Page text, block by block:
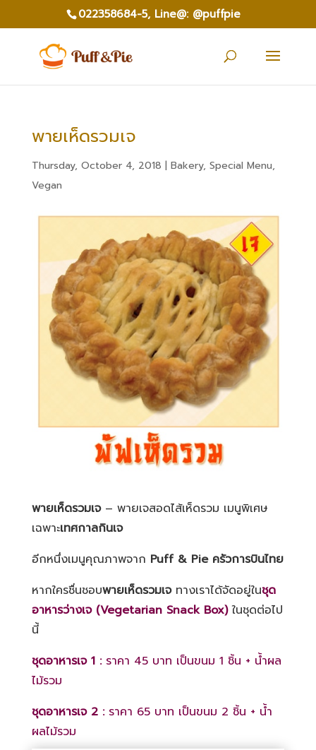
022358684-5, Line@: @puffpie
พายเห็ดรวมเจ
Thursday, October 4, 2018 | Bakery, Special Menu,
Vegan
พายเห็ดรวมเจ– พายเจสอดไส้เห็ดรวม เมนูพิเศษ
เฉพาะเทศกาลกินเจ
อีกหนึ่งเมนูคุณภาพจาก Puff & Pie ครัวการบินไทย
หากใครชื่นชอบพายเห็ดรวมเจทางเราได้จัดอยู่ในชุด
อาหารว่างเจ (Vegetarian Snack Box)ในชุดต่อไป
นี้
ชุดอาหารเจ 1 : ราคา 45 บาท เป็นขนม 1 ชิ้น + น้ำผล
ไม้รวม
ชุดอาหารเจ 2 : ราคา 65 บาท เป็นขนม 2 ชิ้น + น้ำ
ผลไม้รวม